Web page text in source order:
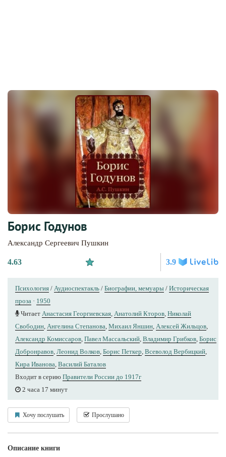
Борис Годунов
Александр Сергеевич Пушкин
4.63 3.9
Психология / Аудиоспектакль / Биографии, мемуары / Историческая
проза · 1950
Читает Анастасия Георгиевская Анатолий Кторов Николай
Свободин Ангелина Степанова Михаил Яншин Алексей Жильцов
Александр Комиссаров Павел Массальский Владимир Грибков Борис
Добронравов Леонид Волков Борис Петкер Всеволод Вербицкий
Кира Иванова Василий Баталов
Входит в серию Правители России до 1917г
2 часа 17 минут
Хочу послушать Прослушано
Описание книги